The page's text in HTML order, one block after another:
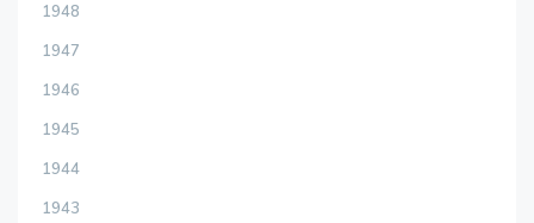
1948
1947
1946
1945
1944
1943